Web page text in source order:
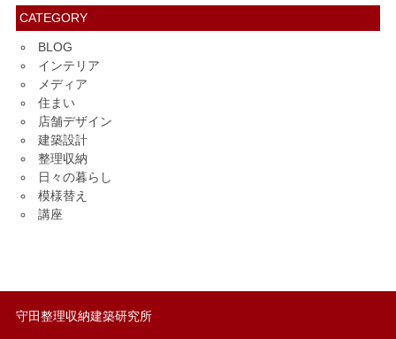
CATEGORY
BLOG
インテリア
メディア
住まい
店舗デザイン
建築設計
整理収納
日々の暮らし
模様替え
講座
守田整理収納建築研究所